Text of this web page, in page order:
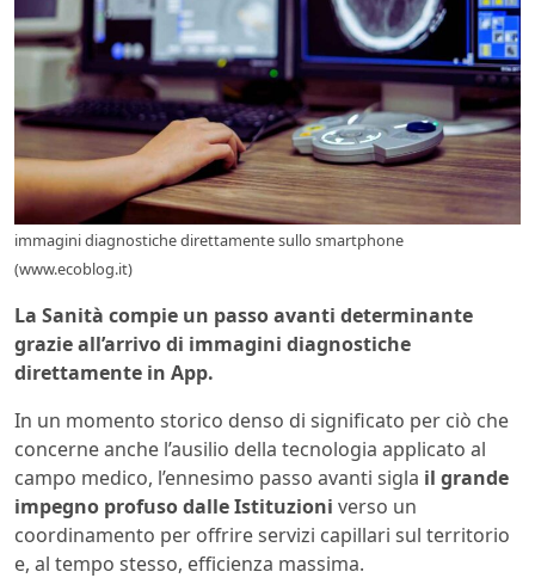
immagini diagnostiche direttamente sullo smartphone
(www.ecoblog.it)
La Sanità compie un passo avanti determinante
grazie all’arrivo di immagini diagnostiche
direttamente in App.
In un momento storico denso di significato per ciò che
concerne anche l’ausilio della tecnologia applicato al
campo medico, l’ennesimo passo avanti sigla il grande
impegno profuso dalle Istituzioni verso un
coordinamento per offrire servizi capillari sul territorio
e, al tempo stesso, efficienza massima.